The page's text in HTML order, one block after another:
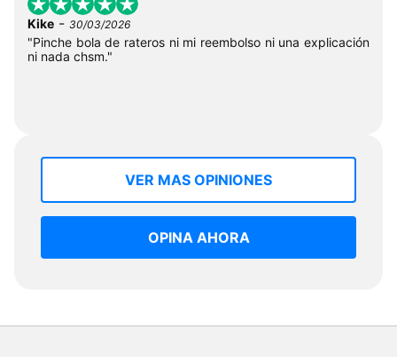
Kike - 30/03/2026
"Pinche bola de rateros ni mi reembolso ni una explicación
ni nada chsm."
VER MAS OPINIONES
OPINA AHORA